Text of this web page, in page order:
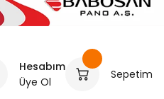
Hesabım
Üye Ol
Sepetim